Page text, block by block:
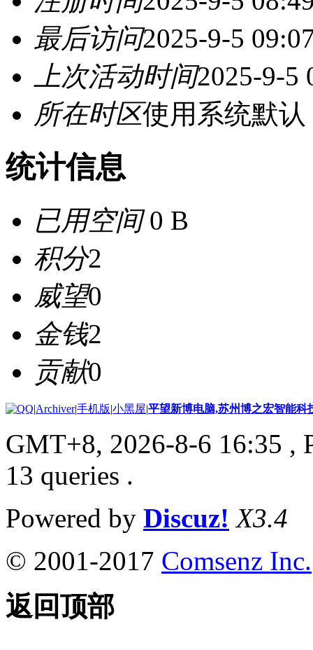
最后访问2025-9-5
上次活动时间2025-9-5
所在时区使用系统默认
统计信息
已用空间0 B
积分2
威望0
金钱2
贡献0
|Archiver|手机版|小黑屋|平望新博电脑,苏州博之宏智能科
GMT+8, 2026-8-6 16:35 ,
13 queries .
Powered by Discuz! X3.4
© 2001-2017 Comsenz Inc.
返回顶部